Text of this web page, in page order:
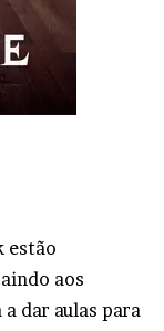
estão
aos
dar aulas para